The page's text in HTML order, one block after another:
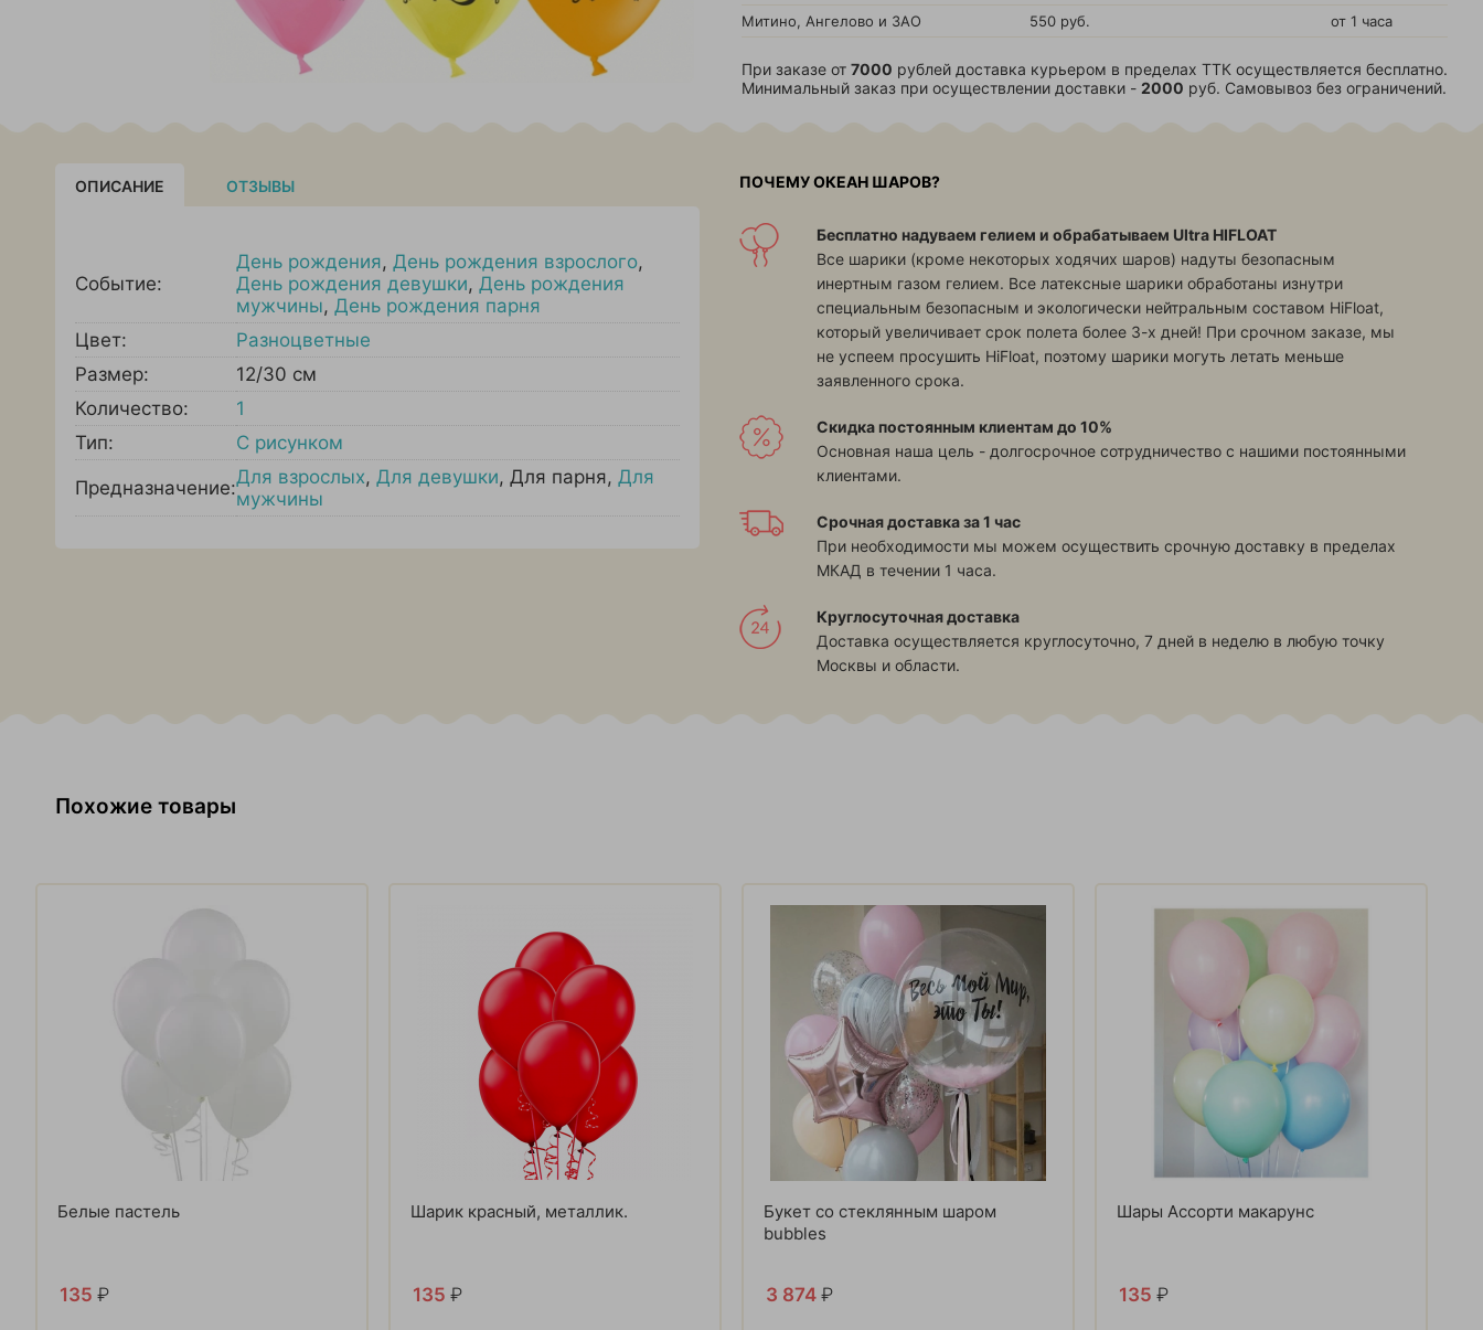
Митино, Ангелово и ЗАО
550 руб. от 1 часа
При заказе от 7000 рублей доставка курьером в пределах ТТК осуществляется бесплатно.
Минимальный заказ при осуществлении доставки - 2000 руб. Самовывоз без ограничений.
ОПИСАНИЕ ОТЗЫВЫ
Событие:
День рождения, День рождения взрослого,
День рождения девушки, День рождения
мужчины, День рождения парня
Цвет:
Разноцветные
Размер:
12/30 см
Количество:
1
Тип:
С рисунком
Предназначение:Для взрослых, Для девушки, Для парня, Для
мужчины
ПОЧЕМУ ОКЕАН ШАРОВ?
Бесплатно надуваем гелием и обрабатываем Ultra HIFLOAT
Все шарики (кроме некоторых ходячих шаров) надуты безопасным
инертным газом гелием. Все латексные шарики обработаны изнутри
специальным безопасным и экологически нейтральным составом HiFloat,
который увеличивает срок полета более 3-х дней! При срочном заказе, мы
не успеем просушить HiFloat, поэтому шарики могуть летать меньше
заявленного срока.
Скидка постоянным клиентам до 10%
Основная наша цель - долгосрочное сотрудничество с нашими постоянными
клиентами.
Срочная доставка за 1 час
При необходимости мы можем осуществить срочную доставку в пределах
МКАД в течении 1 часа.
Круглосуточная доставка
Доставка осуществляется круглосуточно, 7 дней в неделю в любую точку
Москвы и области.
Похожие товары
Белые пастель
135 ₽
Шарик красный, металлик.
135 ₽
Букет со стеклянным шаром
bubbles
3 874 ₽
Шары Ассорти макарунс
135 ₽